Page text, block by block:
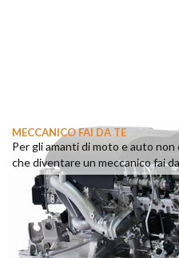
MECCANICO FAI DA TE
Per gli amanti di moto e auto non
che diventare un meccanico fai